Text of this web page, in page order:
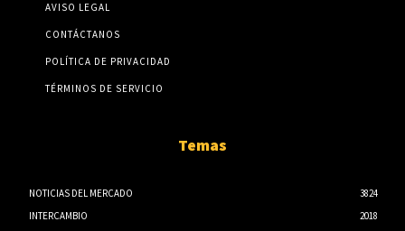
AVISO LEGAL
CONTÁCTANOS
POLÍTICA DE PRIVACIDAD
TÉRMINOS DE SERVICIO
Temas
NOTICIAS DEL MERCADO
3824
INTERCAMBIO
2018